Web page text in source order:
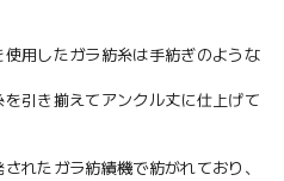
用したガラ紡糸は手紡ぎのような
引き揃えてアンクル丈に仕上げて
れたガラ紡績機で紡がれており、